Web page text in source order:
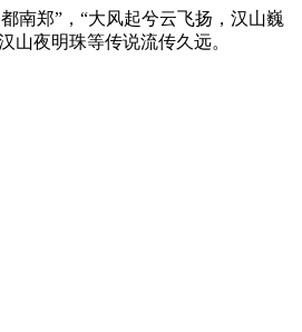
南郑”，“大风起兮云飞扬，汉山巍
夜明珠等传说流传久远。